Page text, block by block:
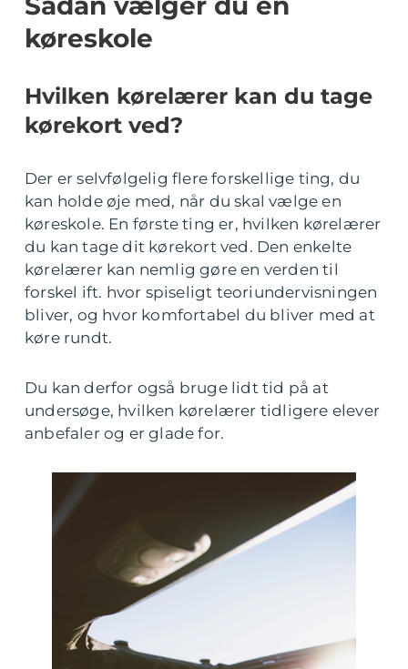
køreskole
Hvilken kørelærer kan du tage
kørekort ved?
Der er selvfølgelig flere forskellige ting, du
kan holde øje med, når du skal vælge en
køreskole. En første ting er, hvilken kørelærer
du kan tage dit kørekort ved. Den enkelte
kørelærer kan nemlig gøre en verden til
forskel ift. hvor spiseligt teoriundervisningen
bliver, og hvor komfortabel du bliver med at
køre rundt.
Du kan derfor også bruge lidt tid på at
undersøge, hvilken kørelærer tidligere elever
anbefaler og er glade for.